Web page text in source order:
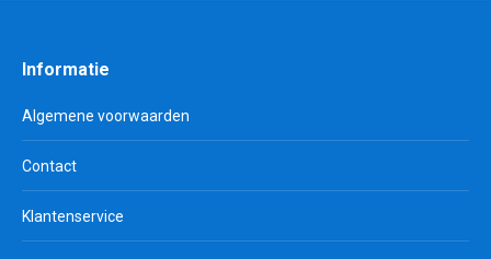
Informatie
Algemene voorwaarden
Contact
Klantenservice